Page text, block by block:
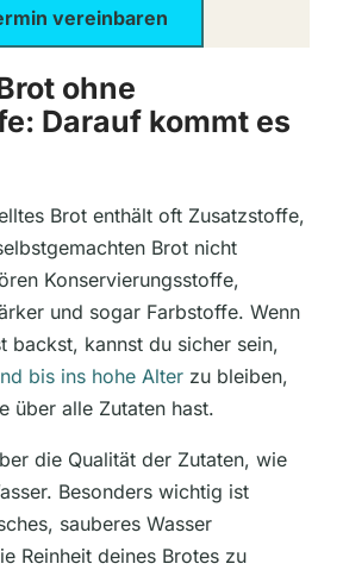
vereinbaren
ohne
Darauf kommt es
Brot enthält oft Zusatzstoffe,
Brot nicht
Konservierungsstoffe,
und sogar Farbstoffe. Wenn
backst, kannst du sicher sein,
bis ins hohe Alter zu bleiben,
über alle Zutaten hast.
die Qualität der Zutaten, wie
Besonders wichtig ist
sauberes Wasser
Reinheit deines Brotes zu